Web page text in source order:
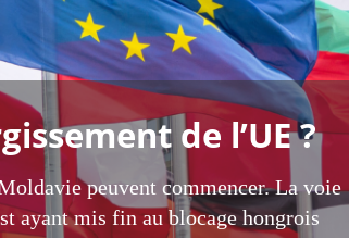
de l’UE ?
peuvent commencer. La voie
ayant mis fin au blocage hongrois